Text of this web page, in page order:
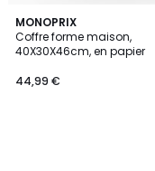
MONOPRIX
Coffre forme maison,
40X30X46cm, en papier
44,99 €